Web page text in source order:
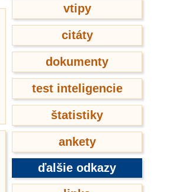
vtipy
citáty
dokumenty
test inteligencie
štatistiky
ankety
ďalšie odkazy